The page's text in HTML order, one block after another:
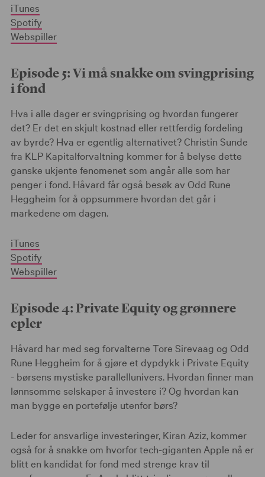
iTunes
Spotify
Webspiller
Episode 5: Vi må snakke om svingprising
i fond
Hva i alle dager er svingprising og hvordan fungerer
det? Er det en skjult kostnad eller rettferdig fordeling
av byrde? Hva er egentlig alternativet? Christin Sunde
fra KLP Kapitalforvaltning kommer for å belyse dette
ganske ukjente fenomenet som angår alle som har
penger i fond. Håvard får også besøk av Odd Rune
Heggheim for å oppsummere hvordan det går i
markedene om dagen.
iTunes
Spotify
Webspiller
Episode 4: Private Equity og grønnere
epler
Håvard har med seg forvalterne Tore Sirevaag og Odd
Rune Heggheim for å gjøre et dypdykk i Private Equity
- børsens mystiske parallellunivers. Hvordan finner man
lønnsomme selskaper å investere i? Og hvordan kan
man bygge en portefølje utenfor børs?
Leder for ansvarlige investeringer, Kiran Aziz, kommer
også for å snakke om hvorfor tech-giganten Apple nå er
blitt en kandidat for fond med strenge krav til